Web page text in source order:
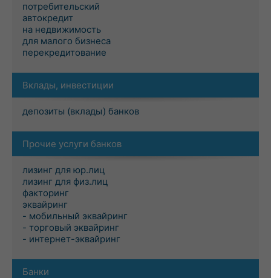
потребительский
автокредит
на недвижимость
для малого бизнеса
перекредитование
Вклады, инвестиции
депозиты (вклады) банков
Прочие услуги банков
лизинг для юр.лиц
лизинг для физ.лиц
факторинг
эквайринг
- мобильный эквайринг
- торговый эквайринг
- интернет-эквайринг
Банки